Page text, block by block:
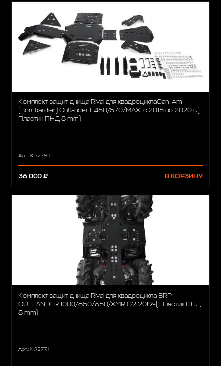
Комплект защит днища Rival для квадроциклаCan-Am
(Bombardier) Outlander L450/570/MAX, с 2015 по 2020 г.(
Пластик ПНД 8 mm)
Арт.: K.7278.1
36 000 ₽ В КОРЗИНУ
Комплект защит днища Rival для квадроцикла BRP
OUTLANDER 1000/850/650/XMR G2 2019-( Пластик ПНД
8 mm)
Арт.: K.7277.1